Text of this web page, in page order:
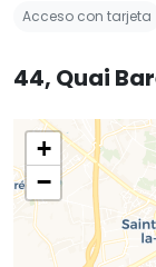
Acceso con tarjeta
44, Quai
+
−